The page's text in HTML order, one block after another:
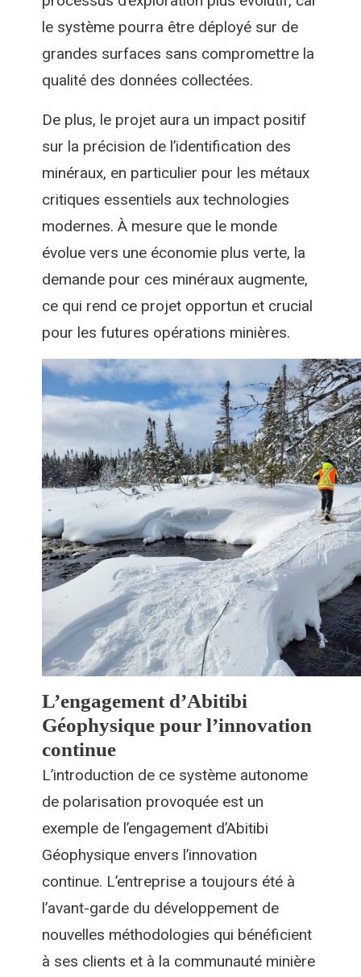
le système pourra être déployé sur de
grandes surfaces sans compromettre la
qualité des données collectées.
De plus, le projet aura un impact positif
sur la précision de l’identification des
minéraux, en particulier pour les métaux
critiques essentiels aux technologies
modernes. À mesure que le monde
évolue vers une économie plus verte, la
demande pour ces minéraux augmente,
ce qui rend ce projet opportun et crucial
pour les futures opérations minières.
L’engagement d’Abitibi
Géophysique pour l’innovation
continue
L’introduction de ce système autonome
de polarisation provoquée est un
exemple de l’engagement d’Abitibi
Géophysique envers l’innovation
continue. L’entreprise a toujours été à
l’avant-garde du développement de
nouvelles méthodologies qui bénéficient
à ses clients et à la communauté minière